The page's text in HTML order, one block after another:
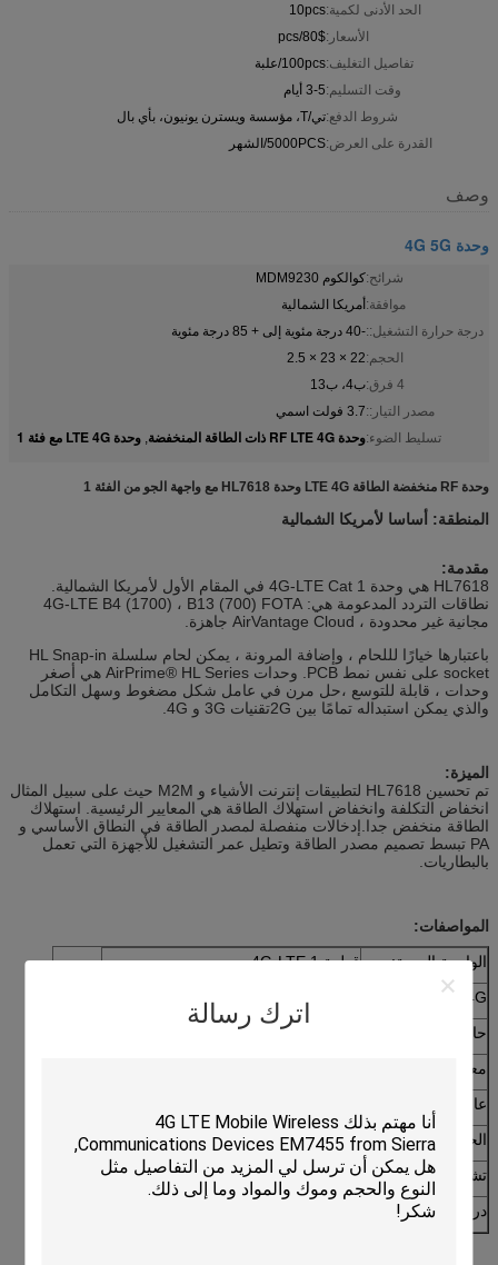
اترك رسالة
الحد الأدنى لكمية:10pcs
الأسعار:80$/pcs
تفاصيل التغليف:100pcs/علبة
وقت التسليم:3-5 أيام
شروط الدفع:تي/T، مؤسسة ويسترن يونيون، بأي بال
القدرة على العرض:5000PCS/الشهر
وصف
وحدة 4G 5G
شرائح:كوالكوم MDM9230
موافقة:أمريكا الشمالية
درجة حرارة التشغيل::-40 درجة مئوية إلى + 85 درجة مئوية
الحجم:22 × 23 × 2.5
4 فرق:
ب4، ب13
مصدر التيار::3.7 فولت اسمي
تسليط الضوء:وحدة RF LTE 4G ذات الطاقة المنخفضة , وحدة LTE 4G مع فئة 1
وحدة RF منخفضة الطاقة LTE 4G وحدة HL7618 مع واجهة الجو من الفئة 1
المنطقة: أساسا لأمريكا الشمالية
مقدمة:
HL7618 هي وحدة 4G-LTE Cat 1 في المقام الأول لأمريكا الشمالية.
نطاقات التردد المدعومة هي: 4G-LTE B4 (1700) ، B13 (700) FOTA
مجانية غير محدودة ، AirVantage Cloud جاهزة.
باعتبارها خيارًا لللحام ، وإضافة المرونة ، يمكن لحام سلسلة HL Snap-in
socket على نفس نمط PCB. وحدات AirPrime® HL Series هي أصغر
وحدات ، قابلة للتوسع ،حل مرن في عامل شكل مضغوط وسهل التكامل
والذي يمكن استبداله تمامًا بين 2Gتقنيات 3G و 4G.
الميزة:
تم تحسين HL7618 لتطبيقات إنترنت الأشياء و M2M حيث على سبيل المثال
انخفاض التكلفة وانخفاض استهلاك الطاقة هي المعايير الرئيسية. استهلاك
الطاقة منخفض جدا.إدخالات منفصلة لمصدر الطاقة في النطاق الأساسي و
PA تبسط تصميم مصدر الطاقة وتطيل عمر التشغيل للأجهزة التي تعمل
بالبطاريات.
المواصفات:
الواجهة الجوية:
قطعة 4G-LTE 1
4G النطاقات:
حامل:
معدل بيانات الذروة:
عامل الشكل:
الحجم
22 × 23 × 2.5 ملم
تشغيل الجهد:
3.7 فولت اسمي، ما يصل إلى 4.5 فولت
درجة حرارة العمل: